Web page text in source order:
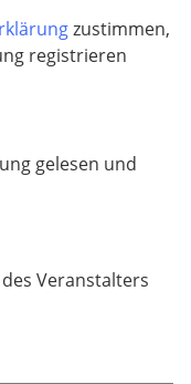
zustimmen,
registrieren
gelesen und
Veranstalters